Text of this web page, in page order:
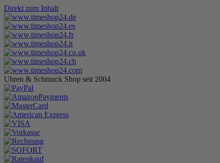
Direkt zum Inhalt
Uhren & Schmuck Shop seit 2004